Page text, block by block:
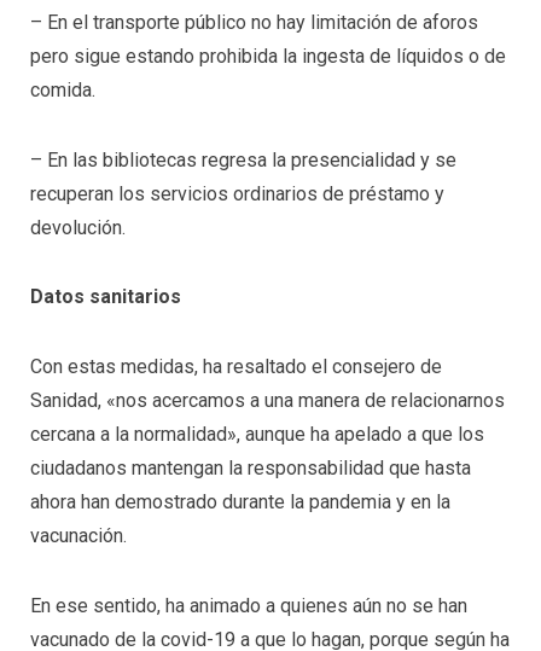
– En el transporte público no hay limitación de aforos
pero sigue estando prohibida la ingesta de líquidos o de
comida.
– En las bibliotecas regresa la presencialidad y se
recuperan los servicios ordinarios de préstamo y
devolución.
Datos sanitarios
Con estas medidas, ha resaltado el consejero de
Sanidad, «nos acercamos a una manera de relacionarnos
cercana a la normalidad», aunque ha apelado a que los
ciudadanos mantengan la responsabilidad que hasta
ahora han demostrado durante la pandemia y en la
vacunación.
En ese sentido, ha animado a quienes aún no se han
vacunado de la covid-19 a que lo hagan, porque según ha